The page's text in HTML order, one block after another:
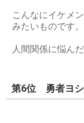
こんなにイケメ
みたいものです。
人間関係に悩ん
第6位 勇者ヨ